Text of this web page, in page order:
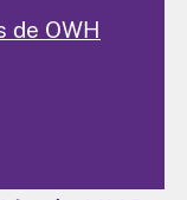
de OWH